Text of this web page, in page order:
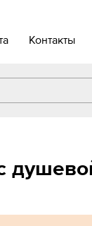
Контакты